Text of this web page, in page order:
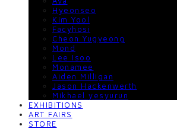
Hyeonseo
Kim Yool
Facyhosi
Cheon Yugyeong
Mond
Lee Isoo
Monamee
Aiden Milligan
Jason Hackenwerth
Mikhael yesyurun
EXHIBITIONS
ART FAIRS
STORE